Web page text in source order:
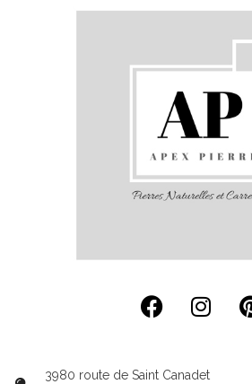
3980 route de Saint Canadet